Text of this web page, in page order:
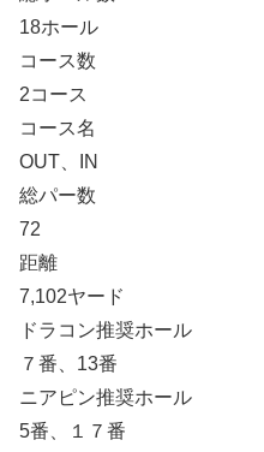
18ホール
コース数
2コース
コース名
OUT、IN
総パー数
72
距離
7,102ヤード
ドラコン推奨ホール
７番、13番
ニアピン推奨ホール
5番、１７番